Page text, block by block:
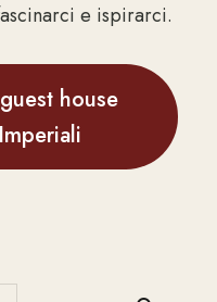
e ispirarci.
house